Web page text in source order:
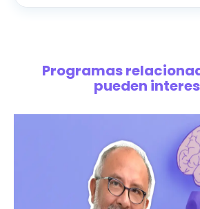
Programas
pueden